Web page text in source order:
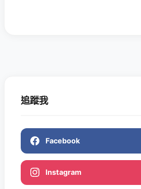
追蹤我
Facebook
Instagram